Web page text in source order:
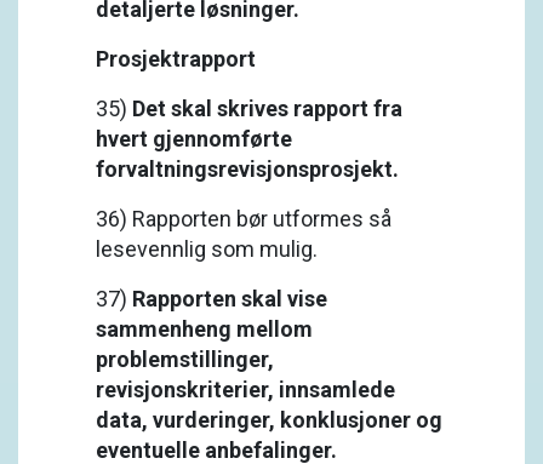
detaljerte løsninger.
Prosjektrapport
35) Det skal skrives rapport fra
hvert gjennomførte
forvaltningsrevisjonsprosjekt.
36) Rapporten bør utformes så
lesevennlig som mulig.
37) Rapporten skal vise
sammenheng mellom
problemstillinger,
revisjonskriterier, innsamlede
data, vurderinger, konklusjoner og
eventuelle anbefalinger.